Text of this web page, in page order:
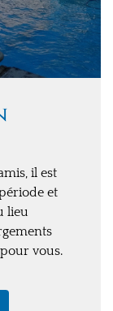
il est
et
lieu
vous.